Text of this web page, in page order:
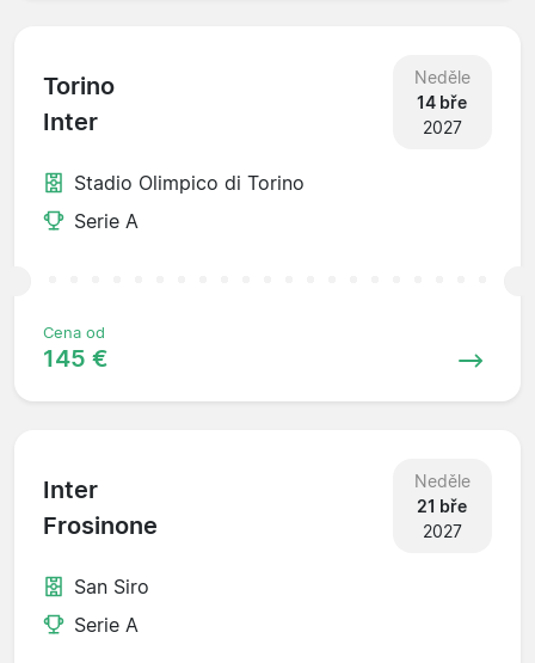
Torino
Inter
Neděle
14 bře
2027
Stadio Olimpico di Torino
Serie A
Cena od
145 €
Inter
Frosinone
Neděle
21 bře
2027
San Siro
Serie A